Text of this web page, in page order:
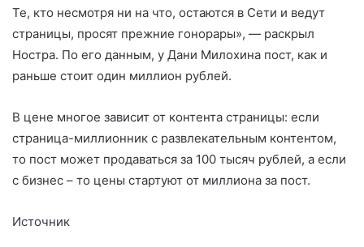
Те, кто несмотря ни на что, остаются в Сети и ведут
страницы, просят прежние гонорары», — раскрыл
Ностра. По его данным, у Дани Милохина пост, как и
раньше стоит один миллион рублей.
В цене многое зависит от контента страницы: если
страница-миллионник с развлекательным контентом,
то пост может продаваться за 100 тысяч рублей, а если
с бизнес – то цены стартуют от миллиона за пост.
Источник